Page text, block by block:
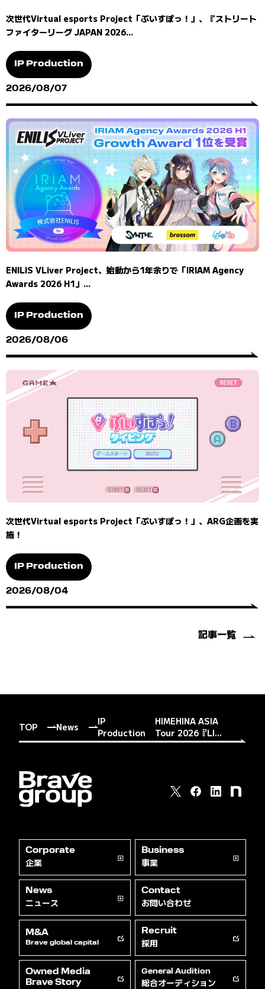
次世代Virtual esports Project「ぶいすぽっ！」、『ストリート
ファイターリーグ JAPAN 2026...
IP Production
2026/08/07
ENILIS VLiver Project、始動から1年余りで「IRIAM Agency
Awards 2026 H1」...
IP Production
2026/08/06
次世代Virtual esports Project「ぶいすぽっ！」、ARG企画を実
施！
IP Production
2026/08/04
記事一覧
TOP News
IP
Production
HIMEHINA ASIA
Tour 2026『LI...
Corporate
企業
Business
事業
News
ニュース
Contact
お問い合わせ
M&A
Brave global capital
Recruit
採用
Owned Media
Brave Story
General Audition
総合オーディション